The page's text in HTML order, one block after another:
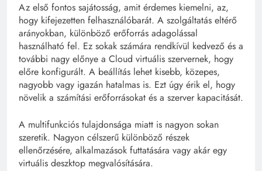
Az első fontos sajátosság, amit érdemes kiemelni, az,
hogy kifejezetten felhasználóbarát. A szolgáltatás eltérő
arányokban, különböző erőforrás adagolással
használható fel. Ez sokak számára rendkívül kedvező és a
további nagy előnye a Cloud virtuális szervernek, hogy
előre konfigurált. A beállítás lehet kisebb, közepes,
nagyobb vagy igazán hatalmas is. Ezt úgy érik el, hogy
növelik a számítási erőforrásokat és a szerver kapacitását.
A multifunkciós tulajdonsága miatt is nagyon sokan
szeretik. Nagyon célszerű különböző részek
ellenőrzésére, alkalmazások futtatására vagy akár egy
virtuális deszktop megvalósítására.